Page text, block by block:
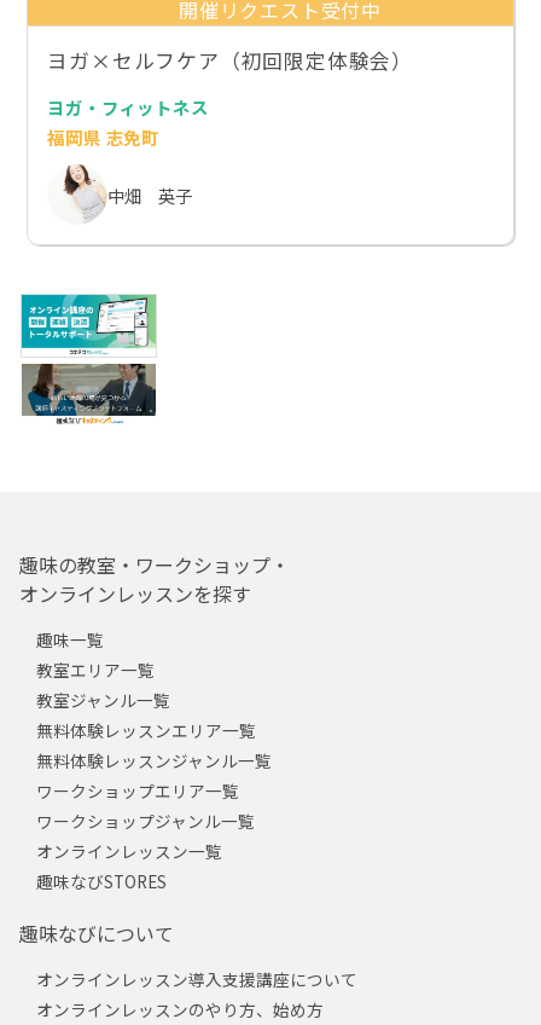
開催リクエスト受付中
ヨガ×セルフケア（初回限定体験会）
ヨガ・フィットネス
福岡県 志免町
中畑 英子
趣味の教室・ワークショップ・
オンラインレッスンを探す
趣味一覧
教室エリア一覧
教室ジャンル一覧
無料体験レッスンエリア一覧
無料体験レッスンジャンル一覧
ワークショップエリア一覧
ワークショップジャンル一覧
オンラインレッスン一覧
趣味なびSTORES
趣味なびについて
オンラインレッスン導入支援講座について
オンラインレッスンのやり方、始め方